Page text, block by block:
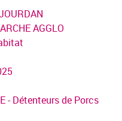
AGGLO
- Détenteurs de Porcs